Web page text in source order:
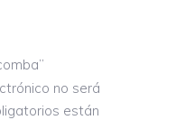
no será
están